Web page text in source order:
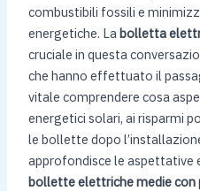
combustibili fossili e
energetiche. La bolletta
cruciale in questa
che hanno effettuato il
vitale comprendere cosa
energetici solari, ai risparmi
le bollette dopo
approfondisce le aspettative
bollette elettriche medie con